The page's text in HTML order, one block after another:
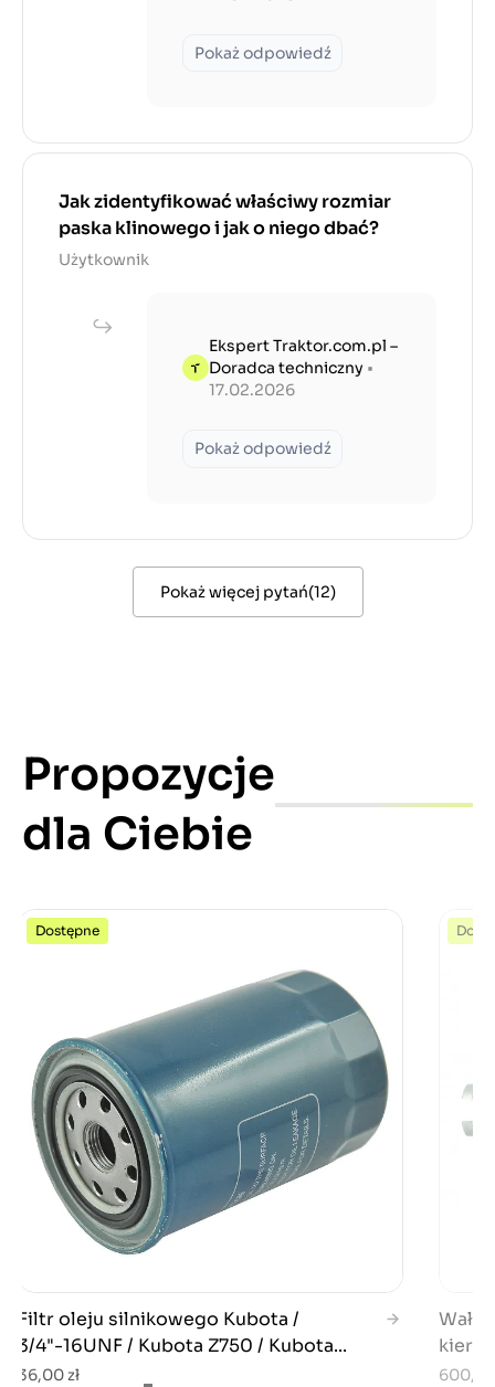
Pokaż odpowiedź
Jak zidentyfikować właściwy rozmiar
paska klinowego i jak o niego dbać?
Użytkownik
Ekspert Traktor.com.pl –
Doradca techniczny •
17.02.2026
Pokaż odpowiedź
Pokaż więcej pytań(12)
Propozycje
dla Ciebie
Dostępne
Filtr oleju silnikowego Kubota /
3/4"-16UNF / Kubota Z750 / Kubota...
36,00 zł 600,00